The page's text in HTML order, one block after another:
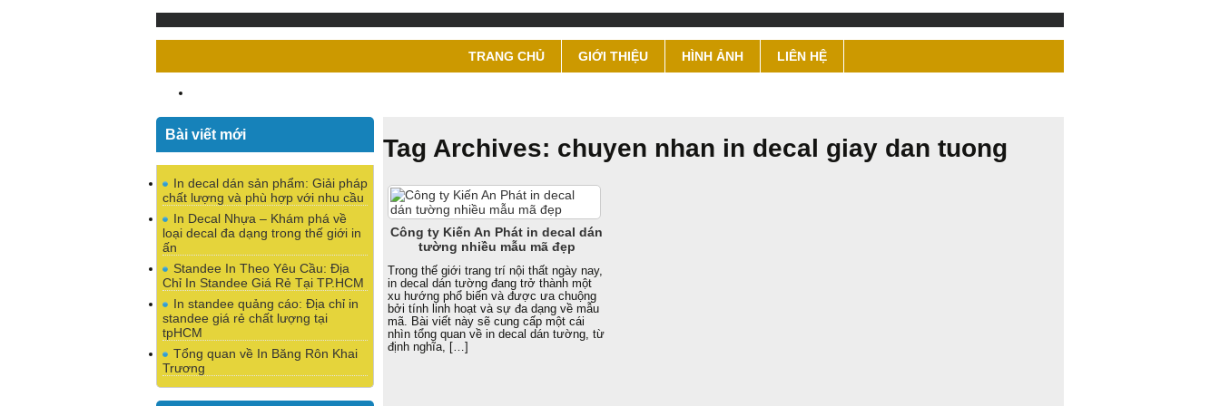
TRANG CHỦ GIỚI THIỆU HÌNH ẢNH LIÊN HỆ
Tag Archives: chuyen nhan in decal giay dan tuong
Công ty Kiến An Phát in decal dán
tường nhiều mẫu mã đẹp
Trong thế giới trang trí nội thất ngày nay,
in decal dán tường đang trở thành một
xu hướng phổ biến và được ưa chuộng
bởi tính linh hoạt và sự đa dạng về mẫu
mã. Bài viết này sẽ cung cấp một cái
nhìn tổng quan về in decal dán tường, từ
định nghĩa, […]
Bài viết mới
In decal dán sản phẩm: Giải pháp
chất lượng và phù hợp với nhu cầu
In Decal Nhựa – Khám phá về
loại decal đa dạng trong thế giới in
ấn
Standee In Theo Yêu Cầu: Địa
Chỉ In Standee Giá Rẻ Tại TP.HCM
In standee quảng cáo: Địa chỉ in
standee giá rẻ chất lượng tại
tpHCM
Tổng quan về In Băng Rôn Khai
Trương